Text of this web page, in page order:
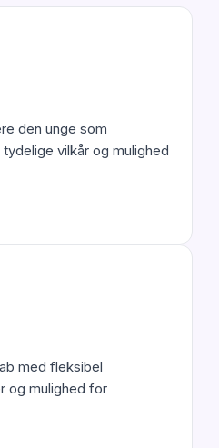
den unge som
vilkår og mulighed
med fleksibel
og mulighed for